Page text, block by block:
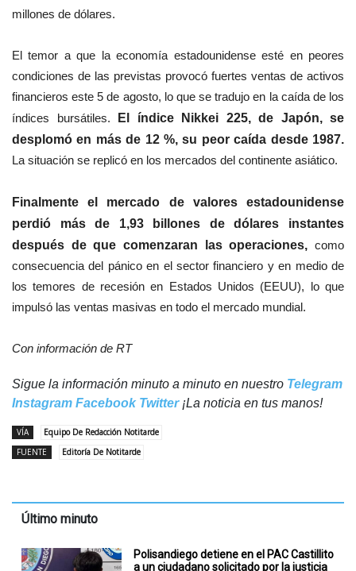
millones de dólares.
El temor a que la economía estadounidense esté en peores
condiciones de las previstas provocó fuertes ventas de activos
financieros este 5 de agosto, lo que se tradujo en la caída de los
índices bursátiles.
El índice Nikkei 225, de Japón, se
desplomó en más de 12 %, su peor caída desde 1987.
La situación se replicó en los mercados del continente asiático.
Finalmente el mercado de valores estadounidense
perdió más de 1,93 billones de dólares instantes
después de que comenzaran las operaciones, como
consecuencia del pánico en el sector financiero y en medio de
los temores de recesión en Estados Unidos (EEUU), lo que
impulsó las ventas masivas en todo el mercado mundial.
Con información de RT
Sigue la información minuto a minuto en nuestro Telegram
Instagram Facebook Twitter¡La noticia en tus manos!
VÍA
Equipo De Redacción Notitarde
FUENTE
Editoría De Notitarde
Último minuto
Polisandiego detiene en el PAC Castillito
a un ciudadano solicitado por la justicia